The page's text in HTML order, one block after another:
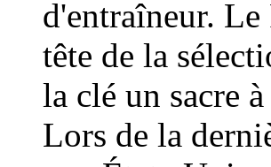
d'entraîneur. Le
tête de la
la clé un sacre
Lors de la